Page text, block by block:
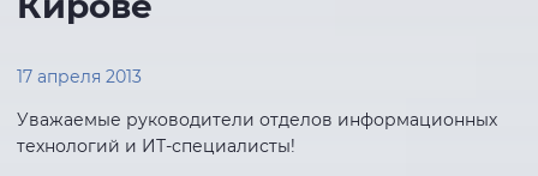
17 апреля 2013
Уважаемые руководители отделов информационных
технологий и ИТ-специалисты!